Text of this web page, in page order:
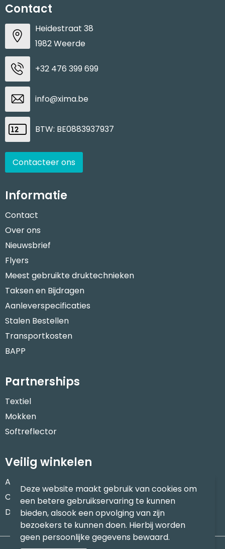
Contact
Heidestraat 38
1982 Weerde
+32 476 399 699
info@xima.be
BTW: BE0883937937
Contacteer ons
Informatie
Contact
Over ons
Nieuwsbrief
Flyers
Meest gebruikte druktechnieken
Taksen en Bijdragen
Aanleverspecificaties
Stalen Bestellen
Transportkosten
BAPP
Partnerships
Textiel
Mokken
Softreflector
Veilig winkelen
Algemene voorwaarden
Cookieverklaring
Disclaimer
Deze website maakt gebruik van cookies om
een betere gebruikservaring te kunnen
bieden, alsook een opvolging van zijn
bezoekers te kunnen doen. Hierbij worden
geen persoonlijke gegevens bewaard.